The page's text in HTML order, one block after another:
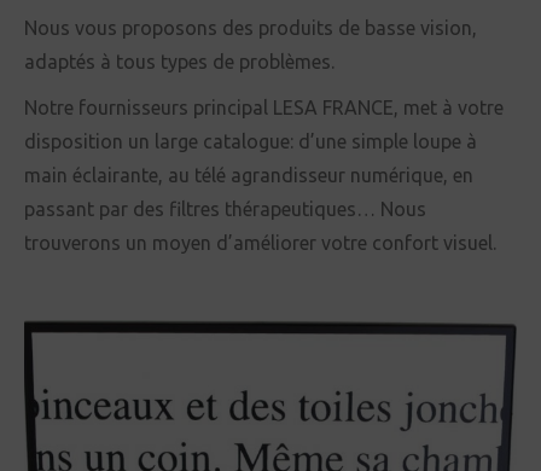
Nous vous proposons des produits de basse vision,
adaptés à tous types de problèmes.
Notre fournisseurs principal LESA FRANCE, met à votre
disposition un large catalogue: d’une simple loupe à
main éclairante, au télé agrandisseur numérique, en
passant par des filtres thérapeutiques… Nous
trouverons un moyen d’améliorer votre confort visuel.